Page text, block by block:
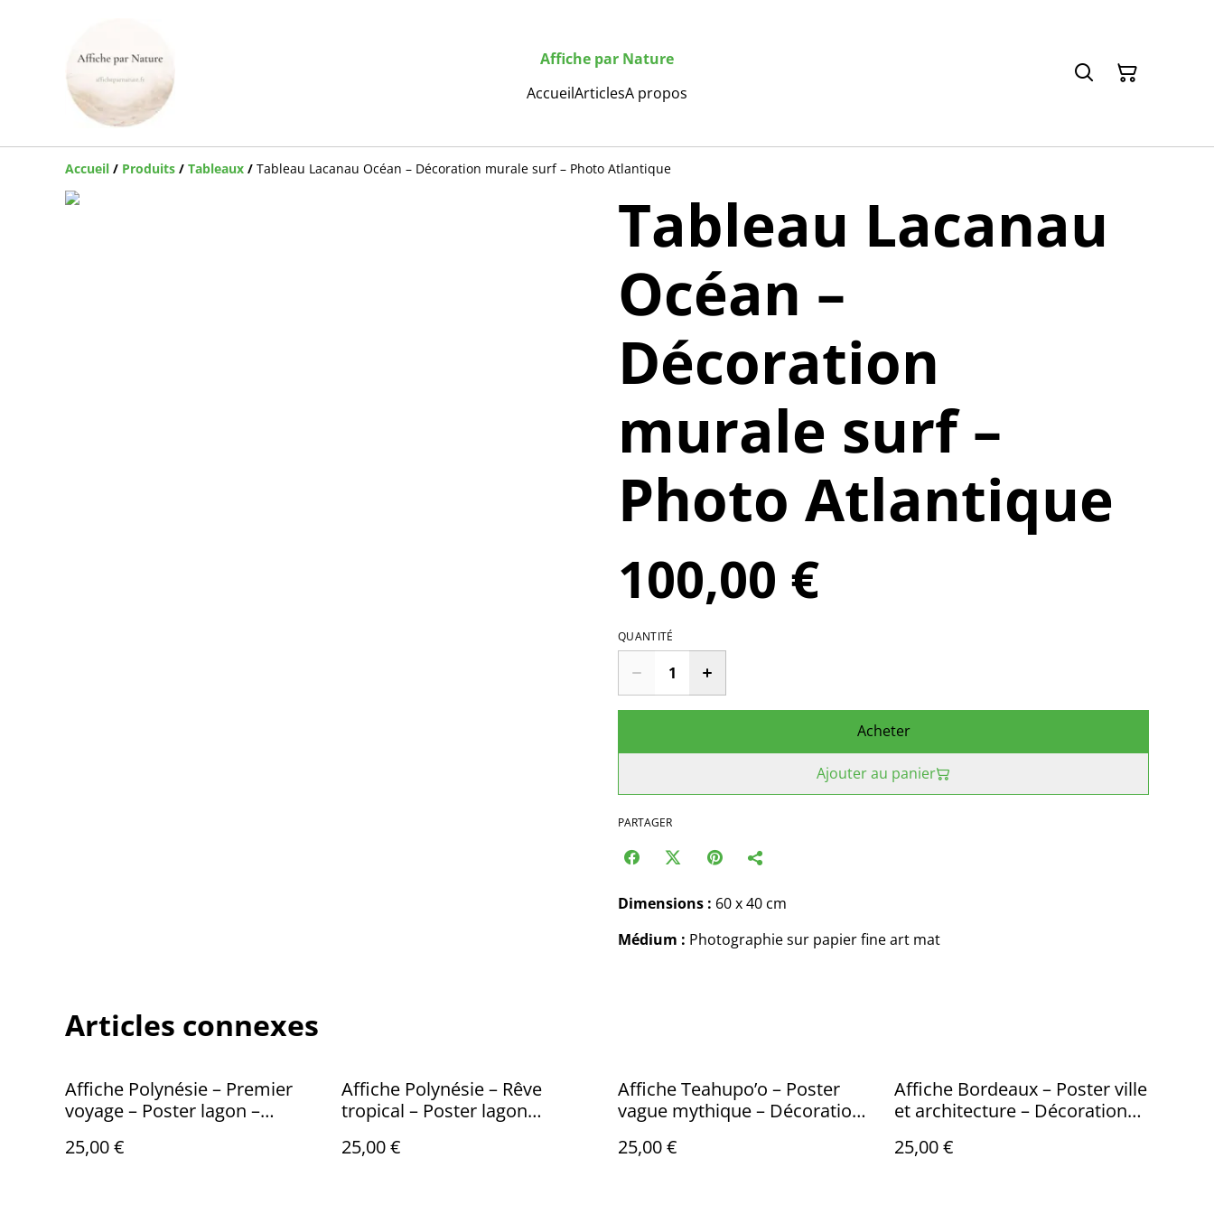
Affiche par Nature
AccueilArticlesA propos
Accueil / Produits / Tableaux / Tableau Lacanau Océan – Décoration murale surf – Photo Atlantique
Tableau Lacanau
Océan –
Décoration
murale surf –
Photo Atlantique
100,00 €
QUANTITÉ
Acheter
Ajouter au panier
PARTAGER
Dimensions : 60 x 40 cm
Médium : Photographie sur papier fine art mat
Articles connexes
Affiche Polynésie – Premier
voyage – Poster lagon –
25,00 €
Affiche Polynésie – Rêve
tropical – Poster lagon
murale
25,00 €
Affiche Teahupo’o – Poster
vague mythique – Décoration
25,00 €
Affiche Bordeaux – Poster ville
et architecture – Décoration
25,00 €